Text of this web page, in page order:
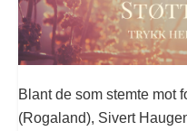
Blant de som stemte mot
(Rogaland), Sivert